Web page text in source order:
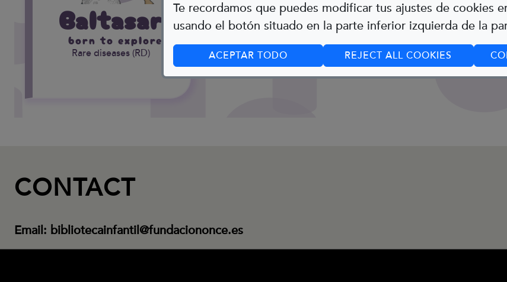
Te recordamos que puedes modificar tus ajustes de cookies
usando el botón situado en la parte inferior izquierda de la
ACEPTAR TODO REJECT ALL COOKIES
Baltasar
born to explore
Rare diseases (RD)
CONTACT
Email: bibliotecainfantil@fundaciononce.es